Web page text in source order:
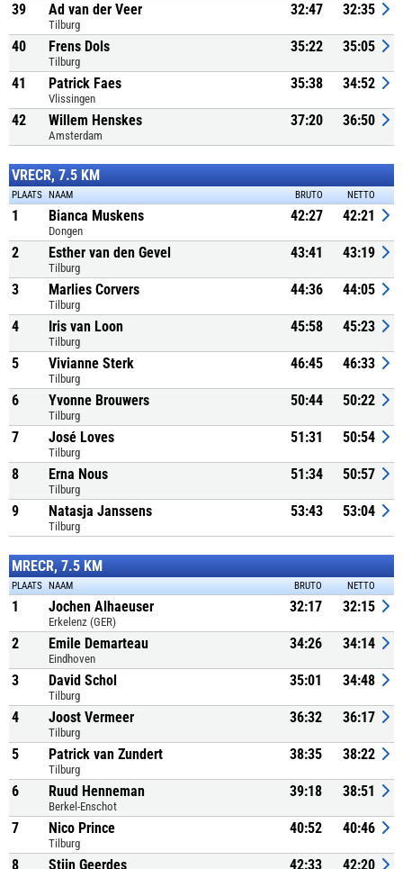
39 Ad van der Veer
Tilburg
32:47 32:35
40 Frens Dols
Tilburg
35:22 35:05
41 Patrick Faes
Vlissingen
35:38 34:52
42 Willem Henskes
Amsterdam
37:20 36:50
VRECR, 7.5 KM
PLAATS NAAM BRUTO NETTO
1 Bianca Muskens
Dongen
42:27 42:21
2 Esther van den Gevel
Tilburg
43:41 43:19
3 Marlies Corvers
Tilburg
44:36 44:05
4 Iris van Loon
Tilburg
45:58 45:23
5 Vivianne Sterk
Tilburg
46:45 46:33
6 Yvonne Brouwers
Tilburg
50:44 50:22
7 José Loves
Tilburg
51:31 50:54
8 Erna Nous
Tilburg
51:34 50:57
9 Natasja Janssens
Tilburg
53:43 53:04
MRECR, 7.5 KM
PLAATS NAAM BRUTO NETTO
1 Jochen Alhaeuser
Erkelenz (GER)
32:17 32:15
2 Emile Demarteau
Eindhoven
34:26 34:14
3 David Schol
Tilburg
35:01 34:48
4 Joost Vermeer
Tilburg
36:32 36:17
5 Patrick van Zundert
Tilburg
38:35 38:22
6 Ruud Henneman
Berkel-Enschot
39:18 38:51
7 Nico Prince
Tilburg
40:52 40:46
8 Stijn Geerdes 42:33 42:20